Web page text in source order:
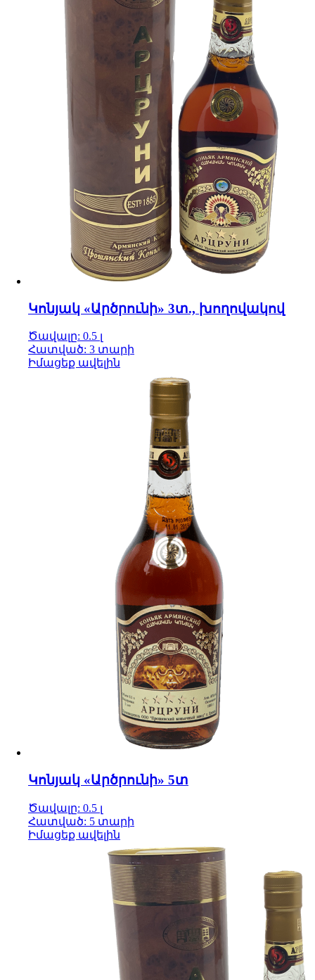
Կոնյակ «Արծրունի» 3տ., խողովակով
Ծավալը: 0.5 լ
Հատված: 3 տարի
Իմացեք ավելին
Կոնյակ «Արծրունի» 5տ
Ծավալը: 0.5 լ
Հատված: 5 տարի
Իմացեք ավելին